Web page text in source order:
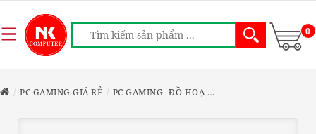
0
PC GAMING GIÁ RẺ PC GAMING- ĐỒ HOẠ